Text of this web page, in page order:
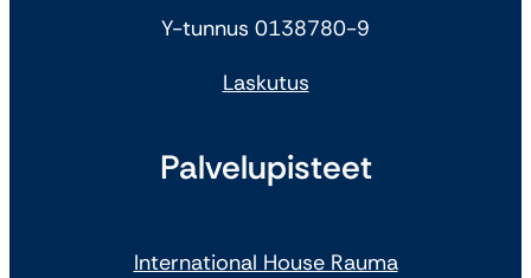
Y-tunnus 0138780-9
Laskutus
Palvelupisteet
International House Rauma